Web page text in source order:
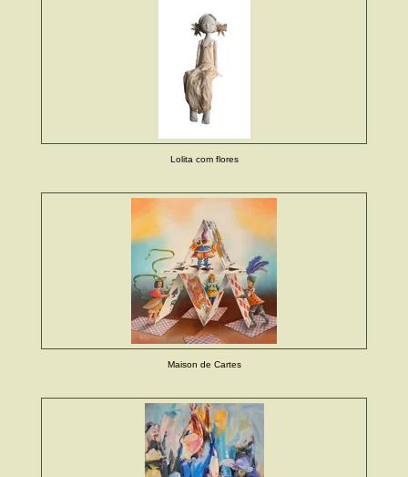
Lolita com flores
Maison de Cartes